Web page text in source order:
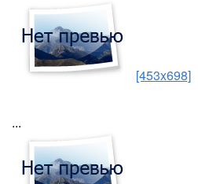
[453x698]
...